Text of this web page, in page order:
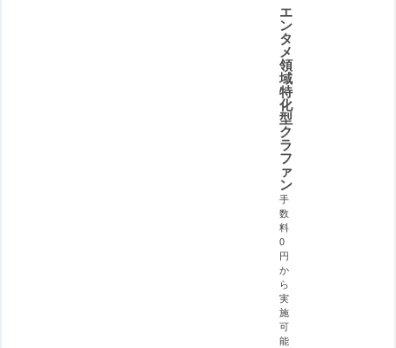
エ
ン
タ
メ
領
域
特
化
型
ク
ラ
フ
ァ
ン
手
数
料
0
円
か
ら
実
施
可
能